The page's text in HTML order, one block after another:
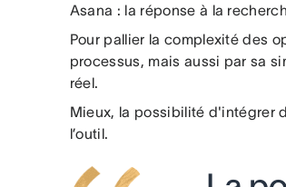
Asana : la réponse à la
Pour pallier la complexité des
processus, mais aussi par sa
réel.
Mieux, la possibilité d'intégrer
l’outil.